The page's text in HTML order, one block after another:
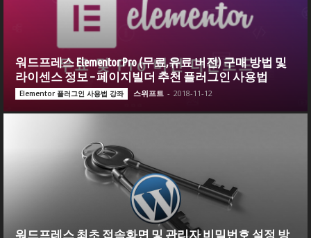
워드프레스 Elementor Pro (무료,유료 버전) 구매 방법 및
라이센스 정보 – 페이지빌더 추천 플러그인 사용법
Elementor 플러그인 사용법 강좌 스위프트 - 2018-11-12
워드프레스 최초 접속화면 및 관리자 비밀번호 설정 방